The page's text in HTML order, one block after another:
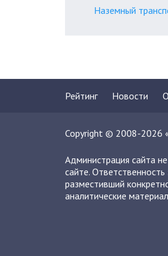
Наземный
Рейтинг Новости
Copyright © 2008-2026
Администрация сайта
сайте.
разместивший
аналитические